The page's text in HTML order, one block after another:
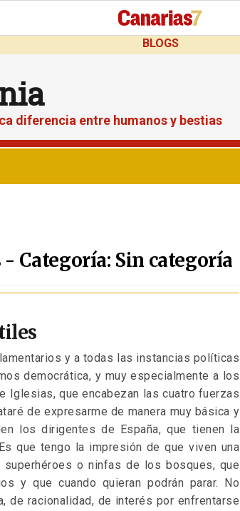
BLOGS
diferencia entre humanos y bestias
Categoría: Sin categoría
y a todas las instancias políticas
democrática, y muy especialmente a los
Iglesias, que encabezan las cuatro fuerzas
de expresarme de manera muy básica y
los dirigentes de España, que tienen la
que tengo la impresión de que viven una
o ninfas de los bosques, que
y que cuando quieran podrán parar. No
de racionalidad, de interés por enfrentarse